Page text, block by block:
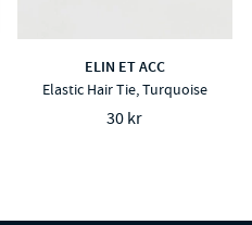
ELIN ET ACC
Elastic Hair Tie, Turquoise
30 kr